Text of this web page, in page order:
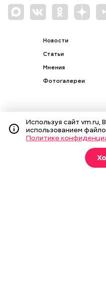
Новости
Статьи
Мнения
Фотогалереи
Подписка на
издания
Оформить
Используя сайт vm.ru,
использованием
Политике